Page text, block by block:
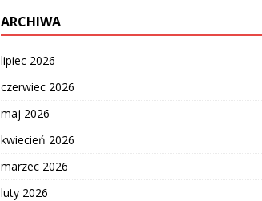
ARCHIWA
lipiec 2026
czerwiec 2026
maj 2026
kwiecień 2026
marzec 2026
luty 2026